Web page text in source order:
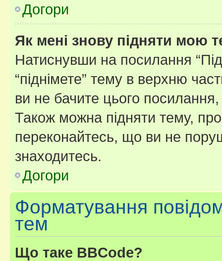
Догори
Як мені знову підняти мою
Натиснувши на посилання
“піднімете” тему в верхню
ви не бачите цього
Також можна підняти тему,
переконайтесь, що ви не
знаходитесь.
Догори
Форматування
тем
Що таке BBCode?